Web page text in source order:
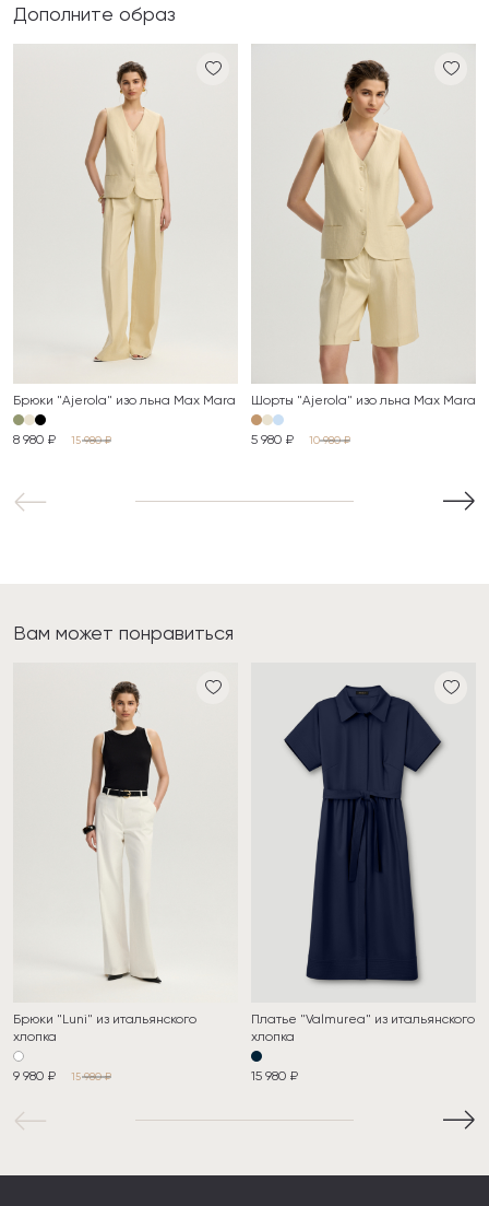
Дополните образ
Брюки "Ajerola" изо льна Max Mara
8 980 ₽ 15 980 ₽
Шорты "Ajerola" изо льна Max Mara
5 980 ₽ 10 980 ₽
Вам может понравиться
Брюки "Luni" из итальянского
хлопка
9 980 ₽ 15 980 ₽
Платье "Valmurea" из итальянского
хлопка
15 980 ₽